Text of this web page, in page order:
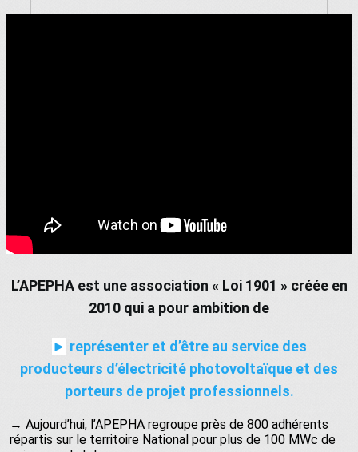
L’APEPHA est une association « Loi 1901 » créée en
2010 qui a pour ambition de
► représenter et d’être au service des
producteurs d’électricité photovoltaïque et des
porteurs de projet professionnels.
→ Aujourd’hui, l’APEPHA regroupe près de 800 adhérents
répartis sur le territoire National pour plus de 100 MWc de